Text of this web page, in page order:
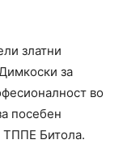
златни
за
во
посебен
ТППЕ Битола.